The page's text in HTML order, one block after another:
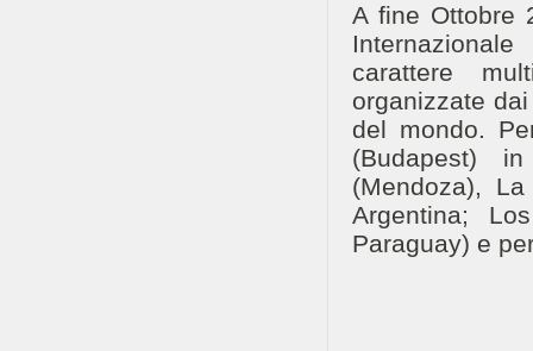
A fine Ottobre
carattere
organizzate
del mondo.
(Budapest)
(Mendoza),
Argentina;
Paraguay) e